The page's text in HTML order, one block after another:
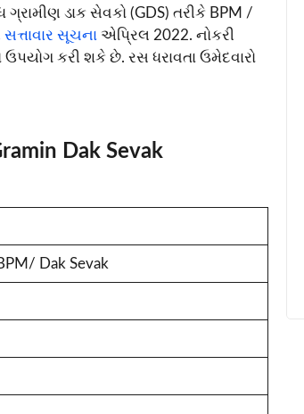
ડાક સેવકો (GDS) તરીકે BPM /
સૂચના એપ્રિલ 2022. નોકરી
કરી શકે છે. રસ ધરાવતા ઉમેદવારો
Dak Sevak
Dak Sevak